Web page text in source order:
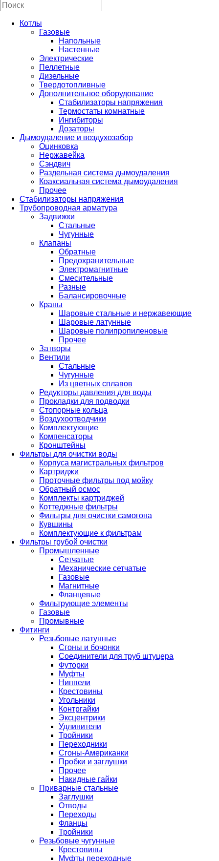
Котлы
Газовые
Напольные
Настенные
Электрические
Пеллетные
Дизельные
Твердотопливные
Дополнительное оборудование
Стабилизаторы напряжения
Термостаты комнатные
Ингибиторы
Дозаторы
Дымоудаление и воздухозабор
Оцинковка
Нержавейка
Сэндвич
Раздельная система дымоудаления
Коаксиальная система дымоудаления
Прочее
Стабилизаторы напряжения
Трубопроводная арматура
Задвижки
Стальные
Чугунные
Клапаны
Обратные
Предохранительные
Электромагнитные
Смесительные
Разные
Балансировочные
Краны
Шаровые стальные и нержавеющие
Шаровые латунные
Шаровые полипропиленовые
Прочее
Затворы
Вентили
Стальные
Чугунные
Из цветных сплавов
Редукторы давления для воды
Прокладки для подводки
Стопорные кольца
Воздухоотводчики
Комплектующие
Компенсаторы
Кронштейны
Фильтры для очистки воды
Корпуса магистральных фильтров
Картриджи
Проточные фильтры под мойку
Обратный осмос
Комплекты картриджей
Коттеджные фильтры
Фильтры для очистки самогона
Кувшины
Комплектующие к фильтрам
Фильтры грубой очистки
Промышленные
Сетчатые
Механические сетчатые
Газовые
Магнитные
Фланцевые
Фильтрующие элементы
Газовые
Промывные
Фитинги
Резьбовые латунные
Сгоны и бочонки
Соединители для труб штуцера
Футорки
Муфты
Ниппели
Крестовины
Угольники
Контргайки
Эксцентрики
Удлинители
Тройники
Переходники
Сгоны-Американки
Пробки и заглушки
Прочее
Накидные гайки
Приварные стальные
Заглушки
Отводы
Переходы
Фланцы
Тройники
Резьбовые чугунные
Крестовины
Муфты переходные